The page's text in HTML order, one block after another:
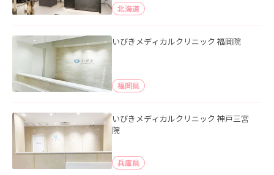
北海道
いびきメディカルクリニック 福岡院
福岡県
いびきメディカルクリニック 神戸三宮
院
兵庫県